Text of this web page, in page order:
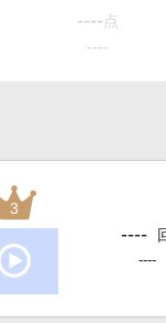
---- 点
----
3
----
----